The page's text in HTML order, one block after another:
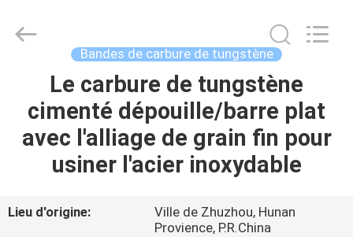
MAISON
PRODUITS
SUJET
Cemented
Carbide
Bandes de carbure de tungstène
Le carbure de tungstène
cimenté dépouille/barre plat
avec l'alliage de grain fin pour
usiner l'acier inoxydable
Lieu d'origine:
Ville de Zhuzhou, Hunan
Provience, P.R.China